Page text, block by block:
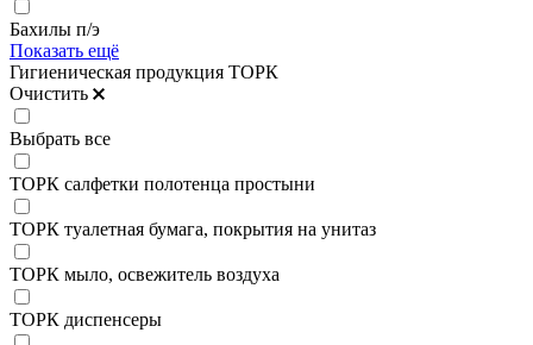
Бахилы п/э
Показать ещё
Гигиеническая продукция ТОРК
Очистить
Выбрать все
ТОРК салфетки полотенца простыни
ТОРК туалетная бумага, покрытия на унитаз
ТОРК мыло, освежитель воздуха
ТОРК диспенсеры